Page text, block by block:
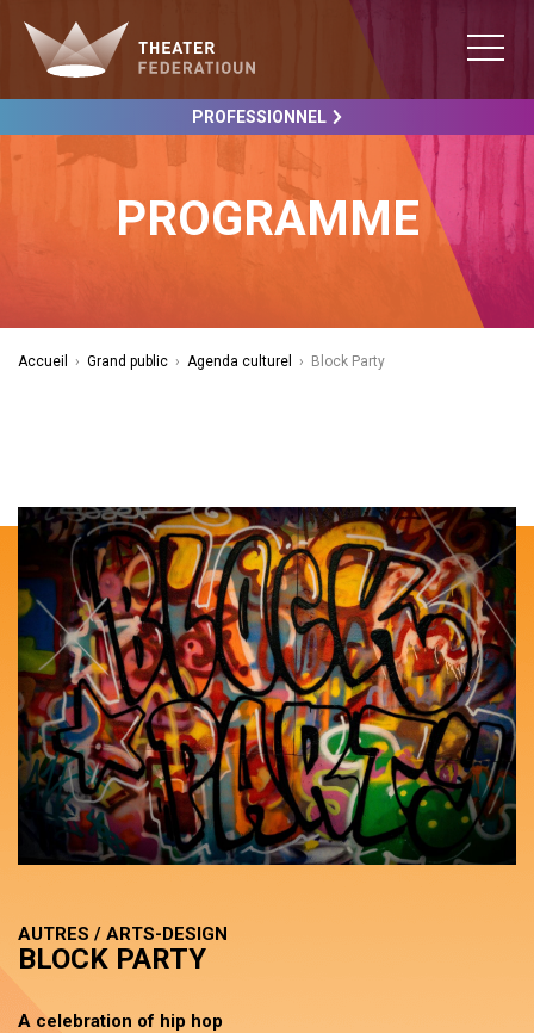
PROFESSIONNEL
PROGRAMME
Accueil › Grand public › Agenda culturel › Block Party
AUTRES / ARTS-DESIGN
BLOCK PARTY
A celebration of hip hop